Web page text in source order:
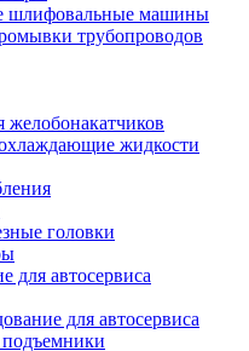
шлифовальные машины
трубопроводов
желобонакатчиков
жидкости
головки
для автосервиса
для автосервиса